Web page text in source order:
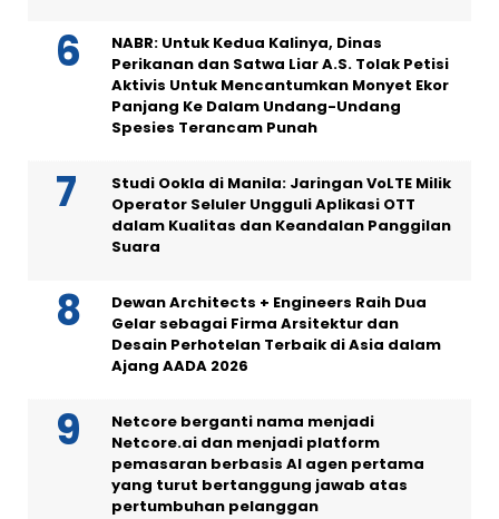
NABR: Untuk Kedua Kalinya, Dinas
Perikanan dan Satwa Liar A.S. Tolak Petisi
Aktivis Untuk Mencantumkan Monyet Ekor
Panjang Ke Dalam Undang-Undang
Spesies Terancam Punah
Studi Ookla di Manila: Jaringan VoLTE Milik
Operator Seluler Ungguli Aplikasi OTT
dalam Kualitas dan Keandalan Panggilan
Suara
Dewan Architects + Engineers Raih Dua
Gelar sebagai Firma Arsitektur dan
Desain Perhotelan Terbaik di Asia dalam
Ajang AADA 2026
Netcore berganti nama menjadi
Netcore.ai dan menjadi platform
pemasaran berbasis AI agen pertama
yang turut bertanggung jawab atas
pertumbuhan pelanggan